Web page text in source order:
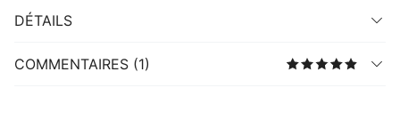
DÉTAILS
COMMENTAIRES (1)